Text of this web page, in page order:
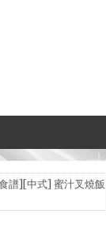
譜][中式] 蜜汁叉燒飯